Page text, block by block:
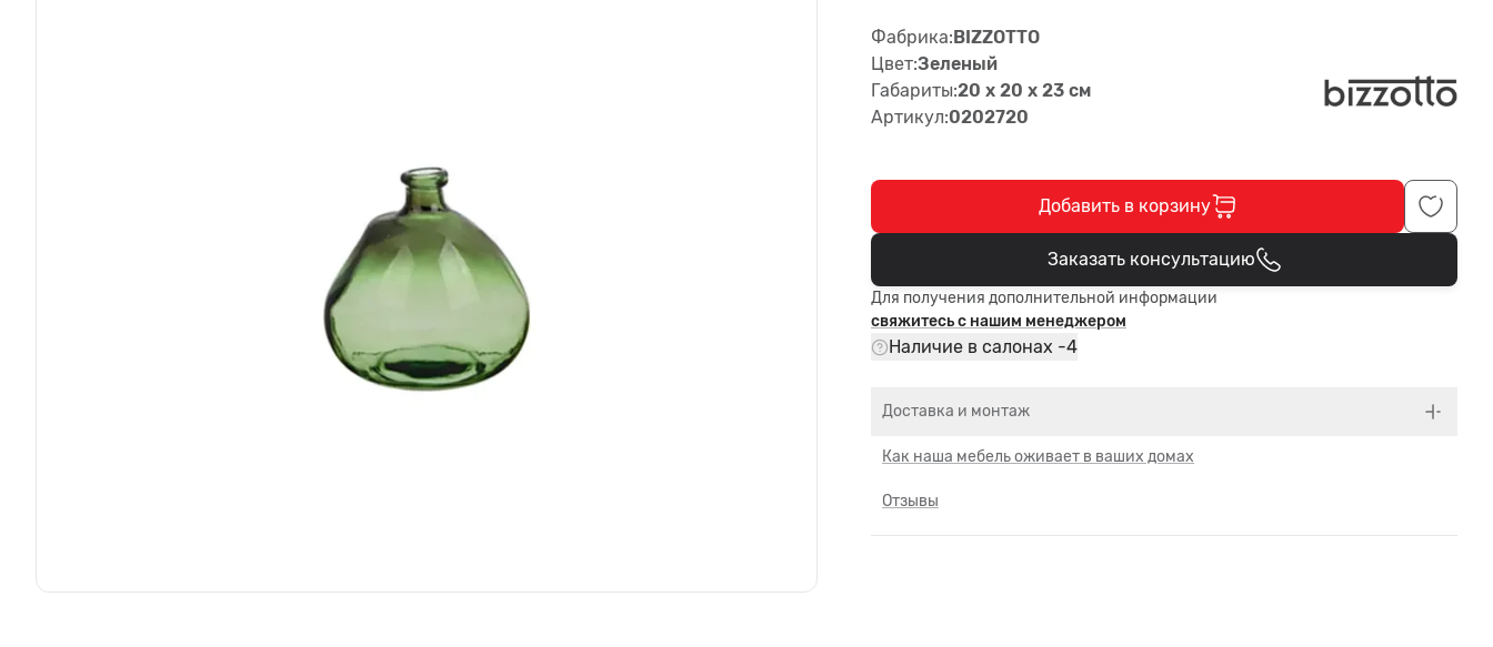
Фабрика:BIZZOTTO
Цвет:Зеленый
Габариты:20 x 20 x 23 см
Артикул:0202720
Добавить в корзину
В корзине
Заказать консультацию
Для получения дополнительной информации
свяжитесь с нашим менеджером
Наличие в салонах -4
Доставка и монтаж
Как наша мебель оживает в ваших домах
Отзывы